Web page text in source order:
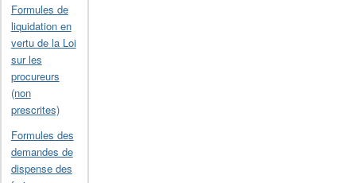
Formules de
liquidation en
vertu de la Loi
sur les
procureurs
(non
prescrites)
Formules des
demandes de
dispense des